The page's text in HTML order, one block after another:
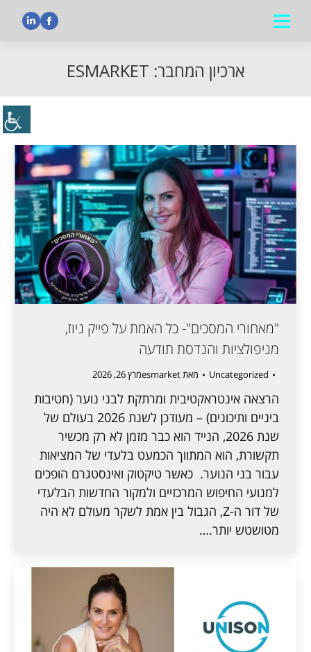
ארכיון המחבר: ESMARKET
"מאחורי המסכים"- כל האמת על פייק ניוז,
מניפולציות והנדסת תודעה
Uncategorized מאתesmarketמרץ 26, 2026
הרצאה אינטראקטיבית ומרתקת לבני נוער (חטיבות
ביניים ותיכונים) – מעודכן לשנת 2026 בעולם של
שנת 2026, הנייד הוא כבר מזמן לא רק מכשיר
תקשורת, הוא המתווך הכמעט בלעדי של המציאות
עבור בני הנוער. כאשר טיקטוק ואינסטגרם הופכים
למנועי החיפוש המרכזיים ולמקור החדשות הבלעדי
של דור ה-Z, הגבול בין אמת לשקר מעולם לא היה
מטושטש יותר.…